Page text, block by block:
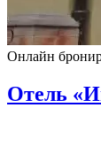
Онлайн
Отель